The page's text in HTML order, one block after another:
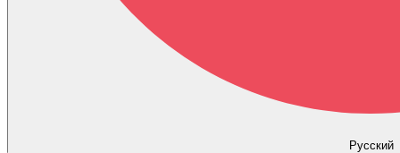
Русский